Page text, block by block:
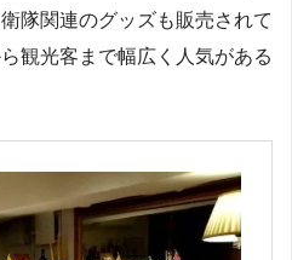
隊関連のグッズも販売されて
観光客まで幅広く人気がある